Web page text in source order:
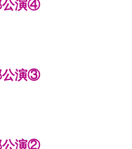
公演④
公演③
公演②